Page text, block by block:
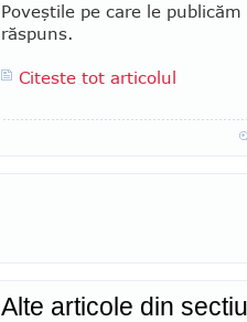
Poveştile pe care le
răspuns.
Citeste tot articolul
Alte articole din